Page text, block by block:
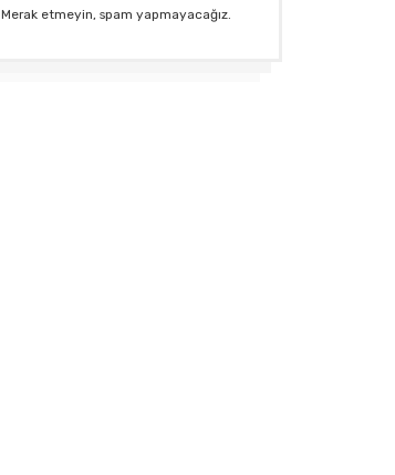
Merak etmeyin, spam yapmayacağız.